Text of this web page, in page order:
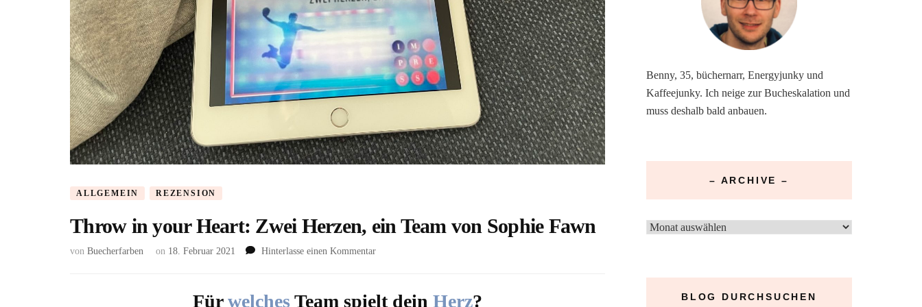
ALLGEMEIN REZENSION
Throw in your Heart: Zwei Herzen, ein Team von Sophie Fawn
von Buecherfarben on 18. Februar 2021 Hinterlasse einen Kommentarzu
your
Fürwelches Team spielt dein Herz?
Benny, 35, büchernarr, Energyjunky und
Kaffeejunky. Ich neige zur Bucheskalation und
muss deshalb bald anbauen.
– ARCHIVE –
–
BLOG DURCHSUCHEN